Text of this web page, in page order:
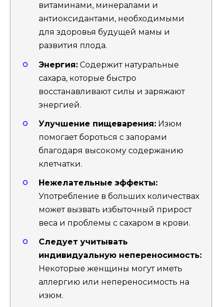
витаминами, минералами и
антиоксидантами, необходимыми
для здоровья будущей мамы и
развития плода.
Энергия: Содержит натуральные
сахара, которые быстро
восстанавливают силы и заряжают
энергией.
Улучшение пищеварения: Изюм
помогает бороться с запорами
благодаря высокому содержанию
клетчатки.
Нежелательные эффекты:
Употребление в больших количествах
может вызвать избыточный прирост
веса и проблемы с сахаром в крови.
Следует учитывать
индивидуальную непереносимость:
Некоторые женщины могут иметь
аллергию или непереносимость на
изюм.